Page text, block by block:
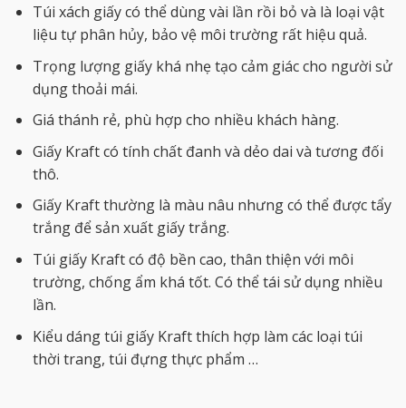
Túi xách giấy có thể dùng vài lần rồi bỏ và là loại vật
liệu tự phân hủy, bảo vệ môi trường rất hiệu quả.
Trọng lượng giấy khá nhẹ tạo cảm giác cho người sử
dụng thoải mái.
Giá thánh rẻ, phù hợp cho nhiều khách hàng.
Giấy Kraft có tính chất đanh và dẻo dai và tương đối
thô.
Giấy Kraft thường là màu nâu nhưng có thể được tẩy
trắng để sản xuất giấy trắng.
Túi giấy Kraft có độ bền cao, thân thiện với môi
trường, chống ẩm khá tốt. Có thể tái sử dụng nhiều
lần.
Kiểu dáng túi giấy Kraft thích hợp làm các loại túi
thời trang, túi đựng thực phẩm …